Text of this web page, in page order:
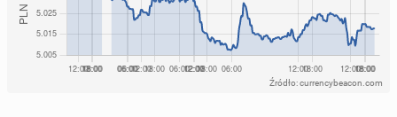
Źródło: currencybeacon.com